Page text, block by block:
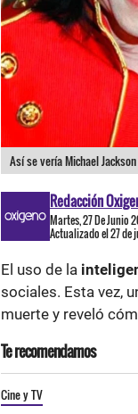
Así se vería Michael
Redacción
Martes, 27 De Junio
Actualizado el 27 de
El uso de la
sociales. Esta vez,
muerte y reveló
Te recomendamos
Cine y TV